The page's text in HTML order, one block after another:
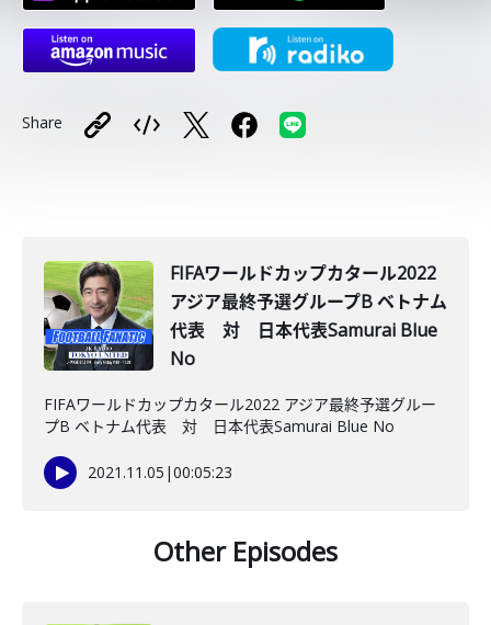
Share
FIFAワールドカップカタール2022
アジア最終予選グループB ベトナム
代表 対 日本代表Samurai Blue
No
FIFAワールドカップカタール2022 アジア最終予選グルー
プB ベトナム代表 対 日本代表Samurai Blue No
2021.11.05 |00:05:23
Other Episodes